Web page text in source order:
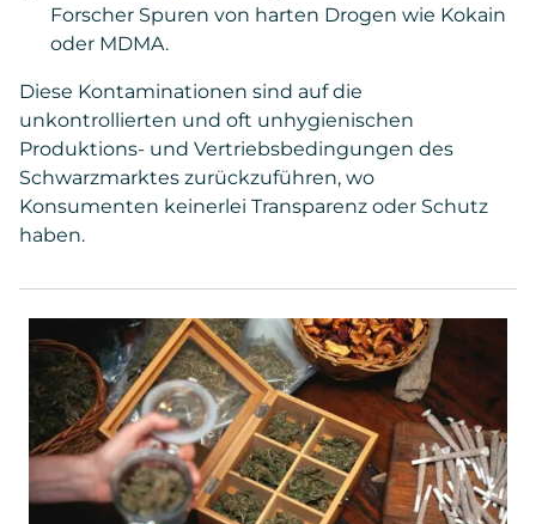
Forscher Spuren von harten Drogen wie Kokain
oder MDMA.
Diese Kontaminationen sind auf die
unkontrollierten und oft unhygienischen
Produktions- und Vertriebsbedingungen des
Schwarzmarktes zurückzuführen, wo
Konsumenten keinerlei Transparenz oder Schutz
haben.